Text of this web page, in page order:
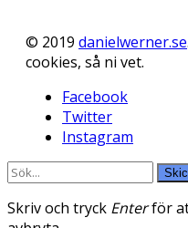
© 2019 danielwerner.se
cookies, så ni vet.
Facebook
Twitter
Instagram
Skriv och tryck Enterför